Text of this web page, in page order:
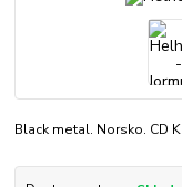
Black metal. Norsko. CD